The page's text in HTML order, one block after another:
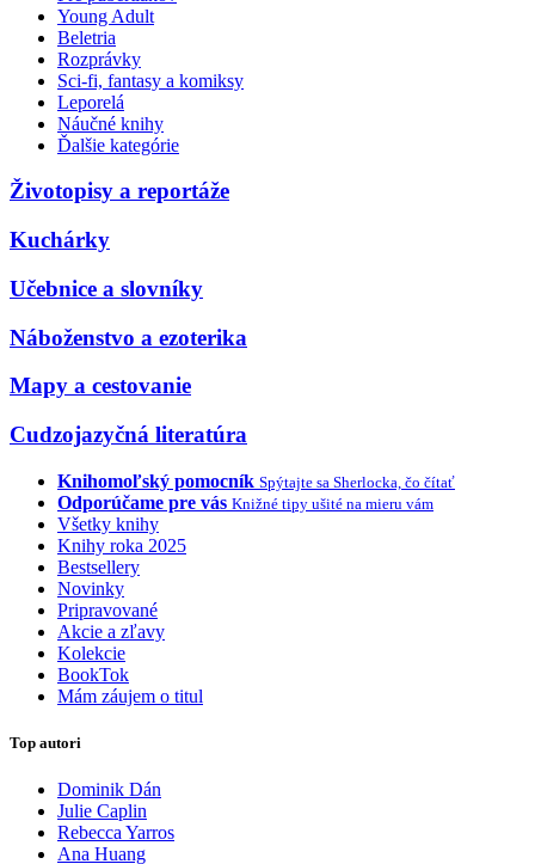
Young Adult
Beletria
Rozprávky
Sci-fi, fantasy a komiksy
Leporelá
Náučné knihy
Ďalšie kategórie
Životopisy a reportáže
Kuchárky
Učebnice a slovníky
Náboženstvo a ezoterika
Mapy a cestovanie
Cudzojazyčná literatúra
Knihomoľský pomocník Spýtajte sa Sherlocka, čo čítať
Odporúčame pre vás Knižné tipy ušité na mieru vám
Všetky knihy
Knihy roka 2025
Bestsellery
Novinky
Pripravované
Akcie a zľavy
Kolekcie
BookTok
Mám záujem o titul
Top autori
Dominik Dán
Julie Caplin
Rebecca Yarros
Ana Huang